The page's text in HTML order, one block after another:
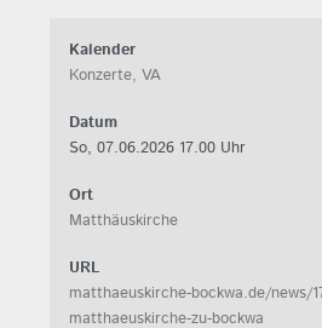
Kalender
Konzerte, VA
Datum
So, 07.06.2026 17.00 Uhr
Ort
Matthäuskirche
URL
matthaeuskirche-bockwa.de/news/
matthaeuskirche-zu-bockwa